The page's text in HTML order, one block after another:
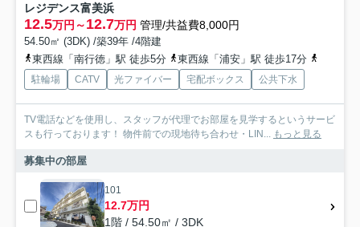
レジデンス富美浜
12.5万円～12.7万円 管理/共益費8,000円
54.50㎡ (3DK) /築39年 /4階建
東西線「南行徳」駅 徒歩5分
東西線「浦安」駅 徒歩17分
駐輪場 CATV 光ファイバー 宅配ボックス 公共下水
TV電話などを使用し、スタッフが代理でお部屋を見学するというサービ
スも行っております！ 物件前での現地待ち合わせ・LIN...
もっと見る
募集中の部屋
101
12.7万円
1階 / 54.50㎡ / 3DK